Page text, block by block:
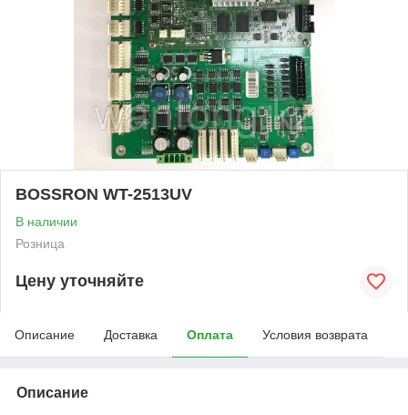
BOSSRON WT-2513UV
В наличии
Розница
Цену уточняйте
Описание Доставка Оплата Условия возврата
Описание